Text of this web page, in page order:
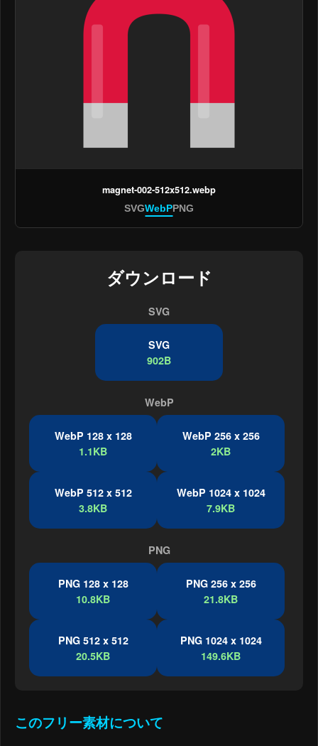
magnet-002-512x512.webp
SVGWebPPNG
ダウンロード
SVG
SVG
902B
WebP
WebP 128 x 128
1.1KB
WebP 256 x 256
2KB
WebP 512 x 512
3.8KB
WebP 1024 x 1024
7.9KB
PNG
PNG 128 x 128
10.8KB
PNG 256 x 256
21.8KB
PNG 512 x 512
20.5KB
PNG 1024 x 1024
149.6KB
このフリー素材について